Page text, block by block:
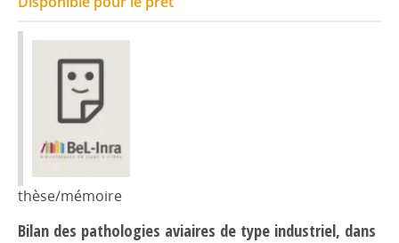
thèse/mémoire
Bilan des pathologies aviaires de type industriel, dans